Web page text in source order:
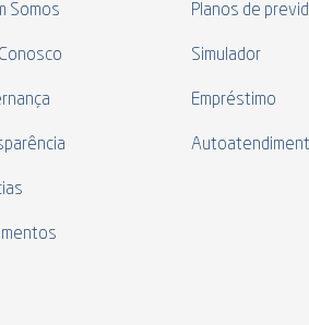
Somos Planos de
Simulador
Empréstimo